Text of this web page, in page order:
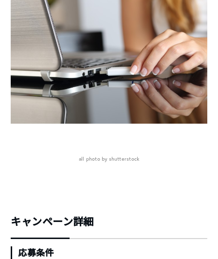
all photo by shutterstock
キャンペーン詳細
応募条件